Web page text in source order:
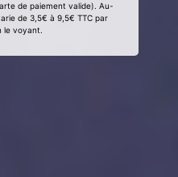
de paiement valide). Au-
de 3,5€ à 9,5€ TTC par
le voyant.